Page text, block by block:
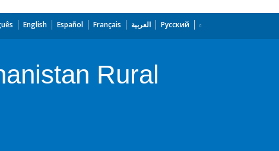
English Español Français العربية Русский
Rural